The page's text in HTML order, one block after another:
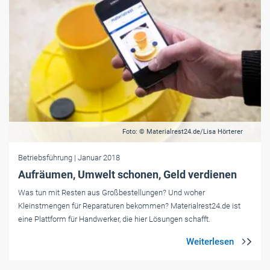
Foto: © Materialrest24.de/Lisa Hörterer
Betriebsführung | Januar 2018
Aufräumen, Umwelt schonen, Geld verdienen
Was tun mit Resten aus Großbestellungen? Und woher
Kleinstmengen für Reparaturen bekommen? Materialrest24.de ist
eine Plattform für Handwerker, die hier Lösungen schafft.